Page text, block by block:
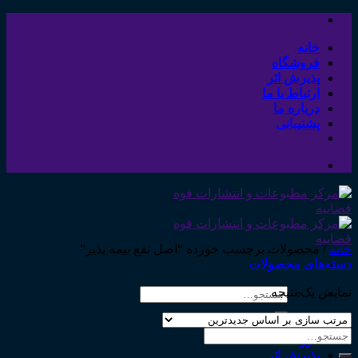
Skip
contentخانه
فروشگاه
پذیرش اثر
ارتباط با ما
درباره ما
پشتیبانی
جستجو
خانه
فروشگاه
پذیرش اثر
خانه /محصولات برچسب خورده “اصل نفع بیمه پذیر”
دسته‌های محصولات
نمایش یک نتیجه
جستجو